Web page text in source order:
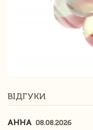
ВІДГУКИ
АННА 08.08.2026